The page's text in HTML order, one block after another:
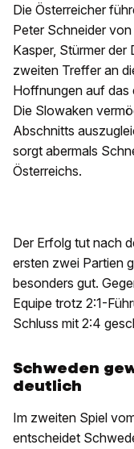
Die Österreicher
Peter Schneider
Kasper, Stürmer der
zweiten Treffer an
Hoffnungen auf das
Die Slowaken
Abschnitts
sorgt abermals
Österreichs.
Der Erfolg tut nach
ersten zwei Partien
besonders gut.
Equipe trotz 2:1-
Schluss mit 2:4
Schweden
deutlich
Im zweiten Spiel
entscheidet